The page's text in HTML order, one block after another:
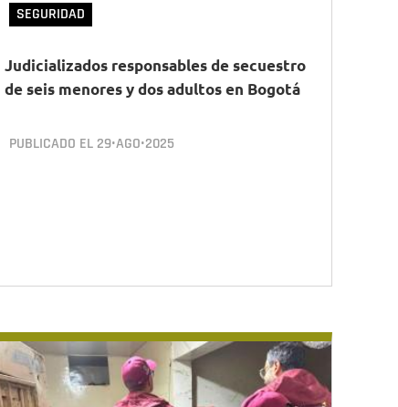
SEGURIDAD
Judicializados responsables de secuestro
de seis menores y dos adultos en Bogotá
PUBLICADO EL 29•AGO•2025